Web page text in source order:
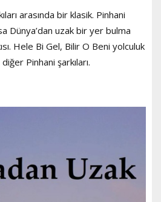
arasında bir klasik. Pinhani
Dünya’dan uzak bir yer bulma
Hele Bi Gel, Bilir O Beni yolculuk
Pinhani şarkıları.